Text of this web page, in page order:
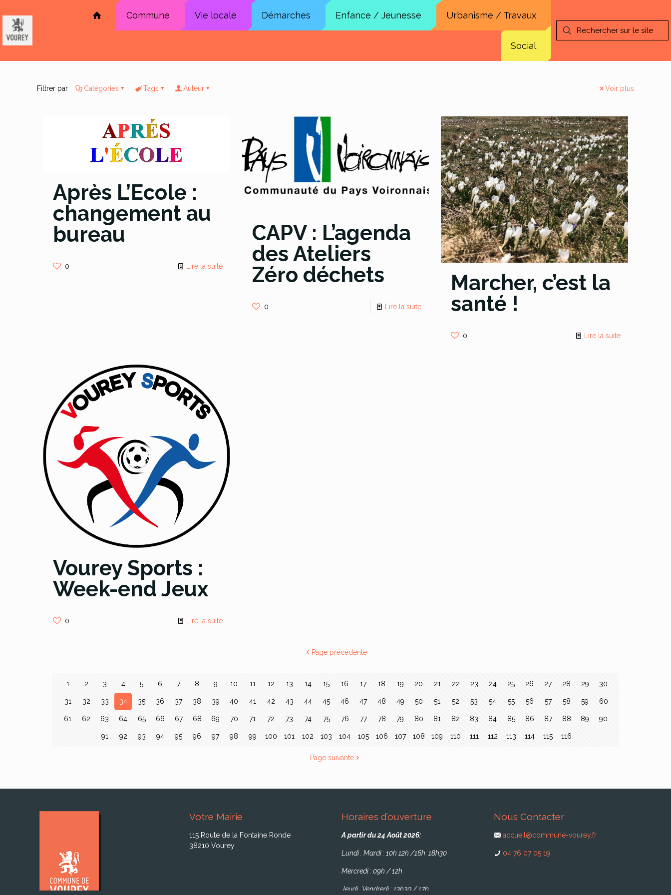
Commune Vie locale Démarches Enfance / Jeunesse Urbanisme / Travaux
Social
Filtrer par Catégories Tags Auteur Voir plus
Après L’Ecole :
changement au
bureau
0 Lire la suite
CAPV : L’agenda
des Ateliers
Zéro déchets
0 Lire la suite
Marcher, c’est la
santé !
0 Lire la suite
Vourey Sports :
Week-end Jeux
0 Lire la suite
Page précédente
1 2 3 4 5 6 7 8 9 10 11 12 13 14 15 16 17 18 19 20 21 22 23 24 25 26 27 28 29 30
31 32 33 34 35 36 37 38 39 40 41 42 43 44 45 46 47 48 49 50 51 52 53 54 55 56 57 58 59 60
61 62 63 64 65 66 67 68 69 70 71 72 73 74 75 76 77 78 79 80 81 82 83 84 85 86 87 88 89 90
91 92 93 94 95 96 97 98 99 100 101 102 103 104 105 106 107 108 109 110 111 112 113 114 115 116
Page suivante
Votre Mairie
115 Route de la Fontaine Ronde
38210 Vourey
Horaires d’ouverture
A partir du 24 Août 2026:
Lundi . Mardi : 10h 12h /16h 18h30
Mercredi : 09h / 12h
Jeudi . Vendredi : 13h30 / 17h
Nous Contacter
accueil@commune-vourey.fr
04 76 07 05 19